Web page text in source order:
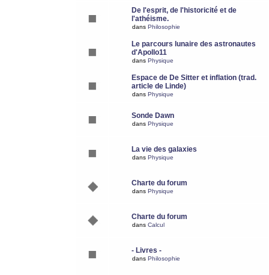
De l'esprit, de l'historicité et de
l'athéisme.
dans Philosophie
Le parcours lunaire des astronautes
d'Apollo11
dans Physique
Espace de De Sitter et inflation (trad.
article de Linde)
dans Physique
Sonde Dawn
dans Physique
La vie des galaxies
dans Physique
Charte du forum
dans Physique
Charte du forum
dans Calcul
- Livres -
dans Philosophie